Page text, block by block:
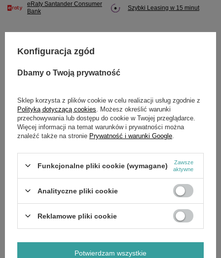
eRaty Santander Consumer
Bank
Szybki Leasing w 15 minut
Zadaj pytanie a my odpowiemy niezwłocznie,
OPIS
SZCZEGÓŁOWE DANE
OSTATNIO OGLĄDANE
Konfiguracja zgód
Dbamy o Twoją prywatność
Sklep korzysta z plików cookie w celu realizacji usług zgodnie z
Polityką dotyczącą cookies . Możesz określić warunki
przechowywania lub dostępu do cookie w Twojej przeglądarce.
Więcej informacji na temat warunków i prywatności można
znaleźć także na stronie Prywatność i warunki Google
Funkcjonalne pliki cookie (wymagane)
Zawsze
aktywne
Analityczne pliki cookie
Reklamowe pliki cookie
Potwierdzam wszystkie